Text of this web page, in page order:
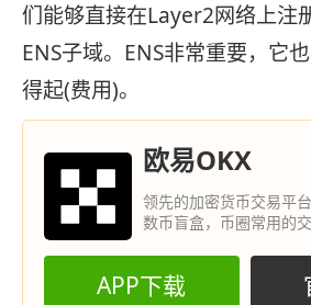
们能够直接在Layer2网络上注
ENS子域。ENS非常重要，它
得起(费用)。
欧易OKX
领先的加密货币交易平
数币盲盒，币圈常用的交
APP下载